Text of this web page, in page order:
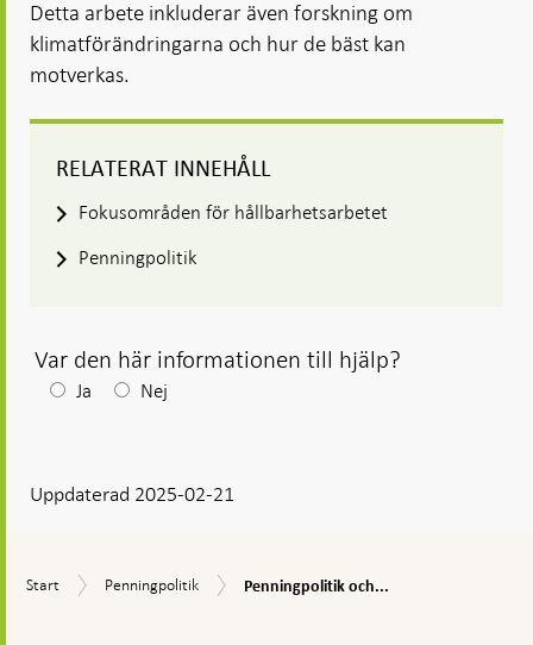
Detta arbete inkluderar även forskning om
klimatförändringarna och hur de bäst kan
motverkas.
RELATERAT INNEHÅLL
Fokusområden för hållbarhetsarbetet
Penningpolitik
Var den här informationen till hjälp?
Efter
visas
Ja Nej
Uppdaterad 2025-02-21
Start
Start Penningpolitik
Penningpolitik
Penningpolitik
Penningpolitik och...